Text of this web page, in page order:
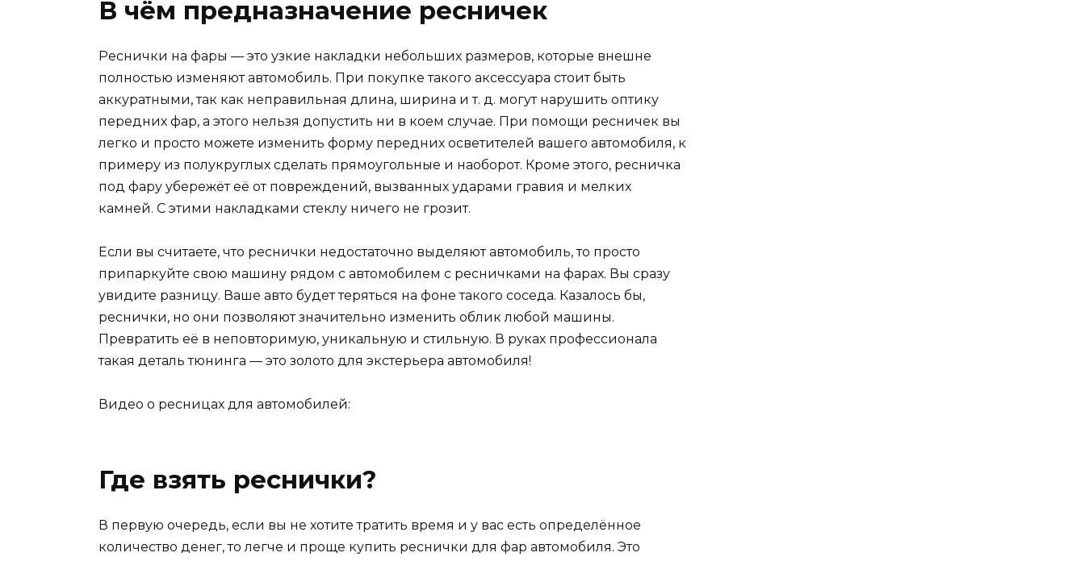
В чём предназначение ресничек
Реснички на фары — это узкие накладки небольших размеров, которые внешне
полностью изменяют автомобиль. При покупке такого аксессуара стоит быть
аккуратными, так как неправильная длина, ширина и т. д. могут нарушить оптику
передних фар, а этого нельзя допустить ни в коем случае. При помощи ресничек вы
легко и просто можете изменить форму передних осветителей вашего автомобиля, к
примеру из полукруглых сделать прямоугольные и наоборот. Кроме этого, ресничка
под фару убережёт её от повреждений, вызванных ударами гравия и мелких
камней. С этими накладками стеклу ничего не грозит.
Если вы считаете, что реснички недостаточно выделяют автомобиль, то просто
припаркуйте свою машину рядом с автомобилем с ресничками на фарах. Вы сразу
увидите разницу. Ваше авто будет теряться на фоне такого соседа. Казалось бы,
реснички, но они позволяют значительно изменить облик любой машины.
Превратить её в неповторимую, уникальную и стильную. В руках профессионала
такая деталь тюнинга — это золото для экстерьера автомобиля!
Видео о ресницах для автомобилей:
Где взять реснички?
В первую очередь, если вы не хотите тратить время и у вас есть определённое
количество денег, то легче и проще купить реснички для фар автомобиля. Это